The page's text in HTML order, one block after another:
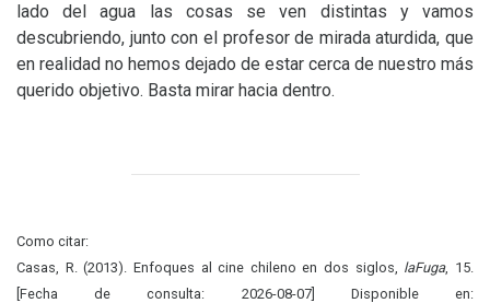
lado del agua las cosas se ven distintas y vamos
descubriendo, junto con el profesor de mirada aturdida, que
en realidad no hemos dejado de estar cerca de nuestro más
querido objetivo. Basta mirar hacia dentro.
Como citar:
Casas, R. (2013). Enfoques al cine chileno en dos siglos, laFuga, 15.
[Fecha de consulta: 2026-08-07] Disponible en: